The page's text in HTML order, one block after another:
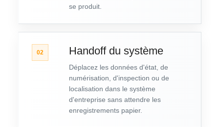
se produit.
02 Handoff du système
Déplacez les données d'état, de
numérisation, d'inspection ou de
localisation dans le système
d'entreprise sans attendre les
enregistrements papier.